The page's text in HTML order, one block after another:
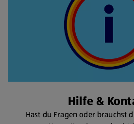
Hilfe &
Hast du Fragen oder brauchst